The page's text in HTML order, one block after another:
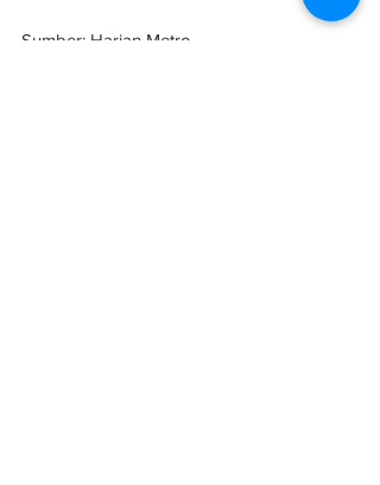
Sumber: Harian Metro